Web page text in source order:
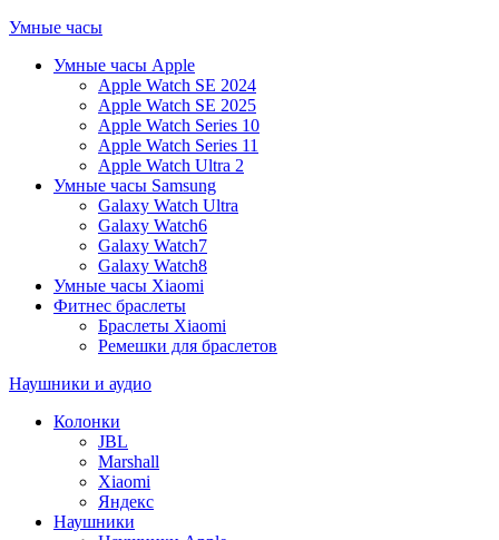
Умные часы
Умные часы Apple
Apple Watch SE 2024
Apple Watch SE 2025
Apple Watch Series 10
Apple Watch Series 11
Apple Watch Ultra 2
Умные часы Samsung
Galaxy Watch Ultra
Galaxy Watch6
Galaxy Watch7
Galaxy Watch8
Умные часы Xiaomi
Фитнес браслеты
Браслеты Xiaomi
Ремешки для браслетов
Наушники и аудио
Колонки
JBL
Marshall
Xiaomi
Яндекс
Наушники